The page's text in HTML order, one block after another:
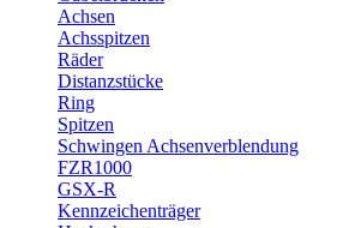
Achsen
Achsspitzen
Räder
Distanzstücke
Ring
Spitzen
Schwingen Achsenverblendung
FZR1000
GSX-R
Kennzeichenträger